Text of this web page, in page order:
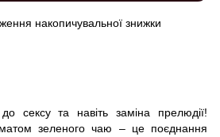
накопичувальної знижки
сексу та навіть заміна прелюдії!
зеленого чаю – це поєднання